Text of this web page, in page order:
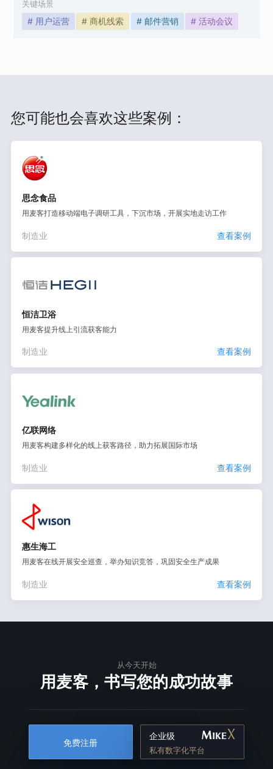
关键场景
# 用户运营 # 商机线索 # 邮件营销 # 活动会议
您可能也会喜欢这些案例：
思念食品
用麦客打造移动端电子调研工具，下沉市场，开展实地走访工作
制造业 查看案例
恒洁卫浴
用麦客提升线上引流获客能力
制造业 查看案例
亿联网络
用麦客构建多样化的线上获客路径，助力拓展国际市场
制造业 查看案例
惠生海工
用麦客在线开展安全巡查，举办知识竞答，巩固安全生产成果
制造业 查看案例
从今天开始
用麦客，书写您的成功故事
免费注册
企业级
私有数字化平台